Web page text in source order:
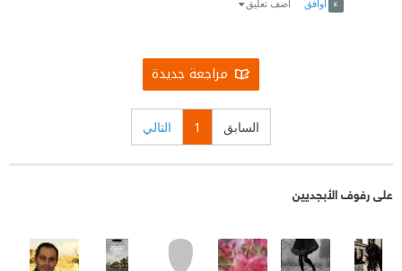
_ تلك هي المشكلة ذلك بأنه سيغتالني بغيابه.! "
يبدو أن البعض كما يشير ميشيل فوكو يعشق رمي حمولة
في حضن النوم و الكسل ، " الشك المنهجي مودع داخل
انتزاعا إراديا من إغراءات الجنون."
أوافق اضف تعليق
مراجعة جديدة
السابق 1 التالي
على رفوف الأبجديين